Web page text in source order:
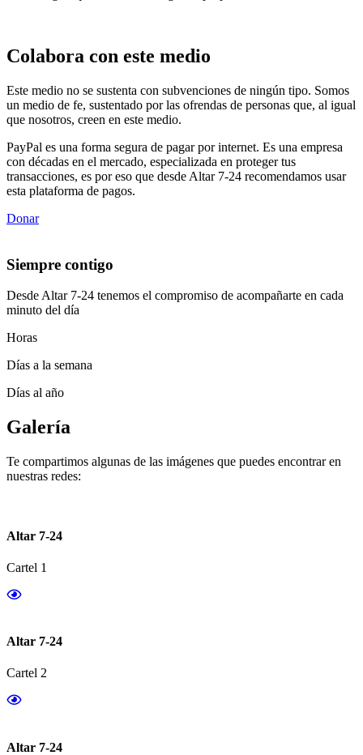
Colabora con este medio
Este medio no se sustenta con subvenciones de ningún tipo. Somos
un medio de fe, sustentado por las ofrendas de personas que, al igual
que nosotros, creen en este medio.
PayPal es una forma segura de pagar por internet. Es una empresa
con décadas en el mercado, especializada en proteger tus
transacciones, es por eso que desde Altar 7-24 recomendamos usar
esta plataforma de pagos.
Donar
Siempre contigo
Desde Altar 7-24 tenemos el compromiso de acompañarte en cada
minuto del día
Horas
Días a la semana
Días al año
Galería
Te compartimos algunas de las imágenes que puedes encontrar en
nuestras redes:
Altar 7-24
Cartel 1
Altar 7-24
Cartel 2
Altar 7-24